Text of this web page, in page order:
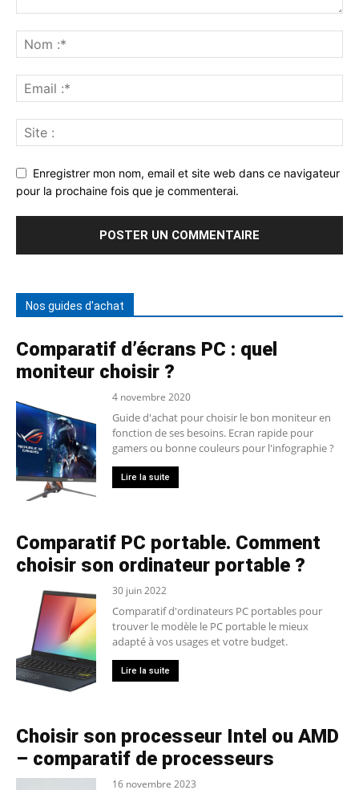
Enregistrer mon nom, email et site web dans ce navigateur
pour la prochaine fois que je commenterai.
Nos guides d'achat
Comparatif d’écrans PC : quel
moniteur choisir ?
4 novembre 2020
Guide d'achat pour choisir le bon moniteur en
fonction de ses besoins. Ecran rapide pour
gamers ou bonne couleurs pour l'infographie ?
Lire la suite
Comparatif PC portable. Comment
choisir son ordinateur portable ?
30 juin 2022
Comparatif d'ordinateurs PC portables pour
trouver le modèle le PC portable le mieux
adapté à vos usages et votre budget.
Lire la suite
Choisir son processeur Intel ou AMD
– comparatif de processeurs
16 novembre 2023